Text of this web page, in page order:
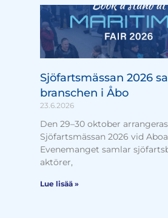
Sjöfartsmässan 2026
branschen i Åbo
23.6.2026
Den 29–30 oktober arrangeras
Sjöfartsmässan 2026 vid
Evenemanget samlar
aktörer,
Lue lisää »